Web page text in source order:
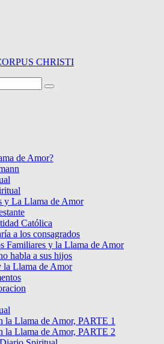
CHRISTI
de Amor?
y La Llama de Amor
Católica
a los consagrados
Familiares y la Llama de Amor
habla a sus hijos
Llama de Amor
la Llama de Amor, PARTE 1
la Llama de Amor, PARTE 2